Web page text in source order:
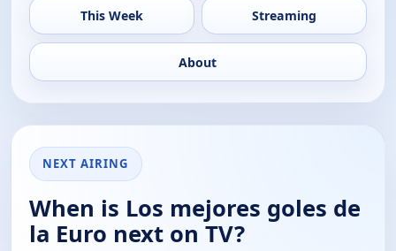
This Week Streaming
About
NEXT AIRING
When is Los mejores goles de
la Euro next on TV?